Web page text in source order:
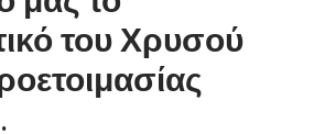
του Χρυσού